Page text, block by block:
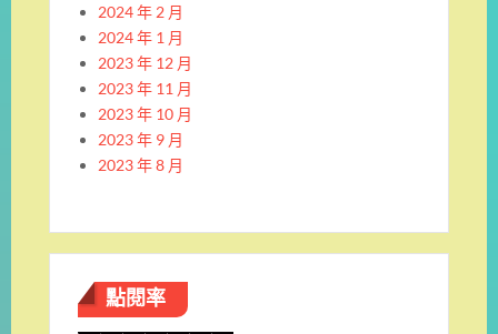
2024 年 2 月
2024 年 1 月
2023 年 12 月
2023 年 11 月
2023 年 10 月
2023 年 9 月
2023 年 8 月
點閱率